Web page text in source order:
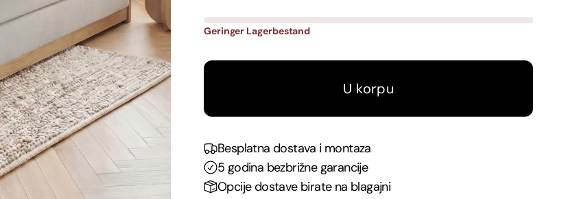
Geringer Lagerbestand
U korpu
Besplatna dostava i montaza
5 godina bezbrižne garancije
Opcije dostave birate na blagajni